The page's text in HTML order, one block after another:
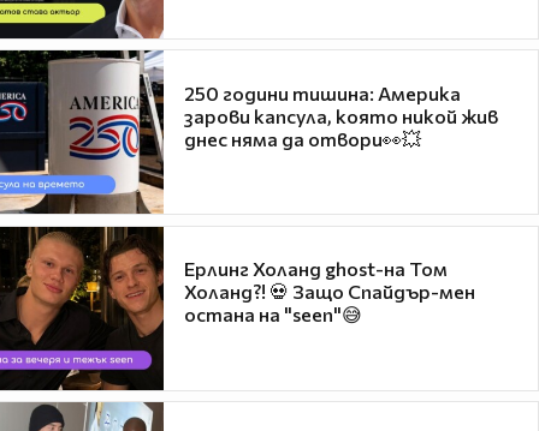
250 години тишина: Америка
зарови капсула, която никой жив
днес няма да отвори👀💥
Ерлинг Холанд ghost-на Том
Холанд?! 💀 Защо Спайдър-мен
остана на "seen"😅